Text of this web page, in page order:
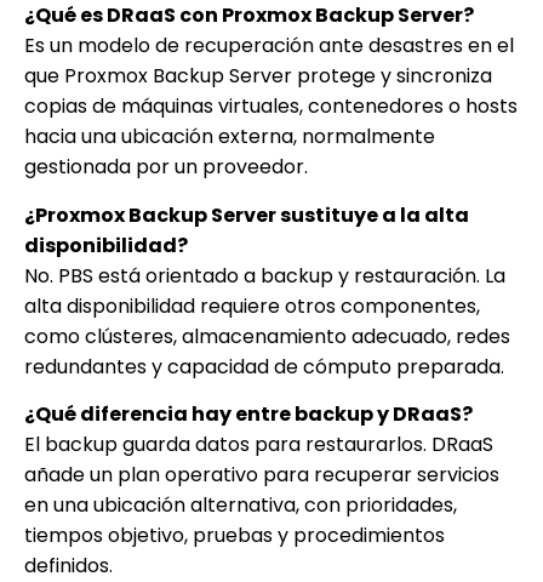
¿Qué es DRaaS con Proxmox Backup Server?
Es un modelo de recuperación ante desastres en el
que Proxmox Backup Server protege y sincroniza
copias de máquinas virtuales, contenedores o hosts
hacia una ubicación externa, normalmente
gestionada por un proveedor.
¿Proxmox Backup Server sustituye a la alta
disponibilidad?
No. PBS está orientado a backup y restauración. La
alta disponibilidad requiere otros componentes,
como clústeres, almacenamiento adecuado, redes
redundantes y capacidad de cómputo preparada.
¿Qué diferencia hay entre backup y DRaaS?
El backup guarda datos para restaurarlos. DRaaS
añade un plan operativo para recuperar servicios
en una ubicación alternativa, con prioridades,
tiempos objetivo, pruebas y procedimientos
definidos.